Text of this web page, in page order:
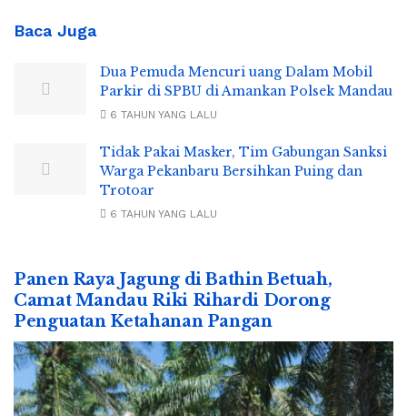
Baca Juga
Dua Pemuda Mencuri uang Dalam Mobil
Parkir di SPBU di Amankan Polsek Mandau
6 TAHUN YANG LALU
Tidak Pakai Masker, Tim Gabungan Sanksi
Warga Pekanbaru Bersihkan Puing dan
Trotoar
6 TAHUN YANG LALU
Panen Raya Jagung di Bathin Betuah,
Camat Mandau Riki Rihardi Dorong
Penguatan Ketahanan Pangan